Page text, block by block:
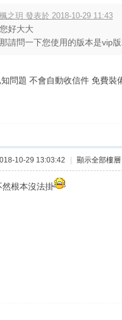
楓之玥 發表於 2018-10-29 11:43
您好大大
那請問一下您使用的版本是vip
問題 不會自動收信件 免費裝
10-29 13:03:42 顯示全部樓層
然根本沒法掛